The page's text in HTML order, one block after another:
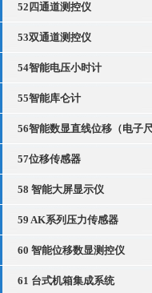
52四通道测控仪
53双通道测控仪
54智能电压小时计
55智能库仑计
56智能数显直线位移（电子
57位移传感器
58 智能大屏显示仪
59 AK系列压力传感器
60 智能位移数显测控仪
61 台式机箱集成系统